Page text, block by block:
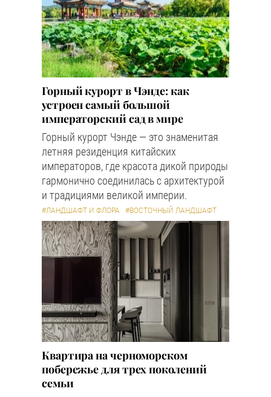
Горный курорт в Чэнде: как
устроен самый большой
императорский сад в мире
Горный курорт Чэнде — это знаменитая
летняя резиденция китайских
императоров, где красота дикой природы
гармонично соединилась с архитектурой
и традициями великой империи.
#ЛАНДШАФТ И ФЛОРА #ВОСТОЧНЫЙ ЛАНДШАФТ
Квартира на черноморском
побережье для трех поколений
семьи